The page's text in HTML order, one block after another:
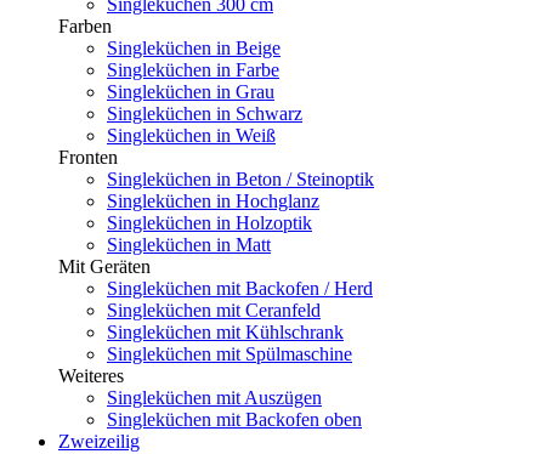
Singleküchen 300 cm
Farben
Singleküchen in Beige
Singleküchen in Farbe
Singleküchen in Grau
Singleküchen in Schwarz
Singleküchen in Weiß
Fronten
Singleküchen in Beton / Steinoptik
Singleküchen in Hochglanz
Singleküchen in Holzoptik
Singleküchen in Matt
Mit Geräten
Singleküchen mit Backofen / Herd
Singleküchen mit Ceranfeld
Singleküchen mit Kühlschrank
Singleküchen mit Spülmaschine
Weiteres
Singleküchen mit Auszügen
Singleküchen mit Backofen oben
Zweizeilig